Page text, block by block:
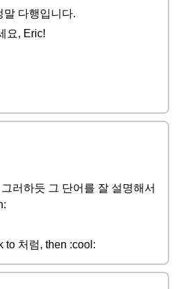
말 다행입니다.
요, Eric!
러하듯 그 단어를 잘 설명해서
to 처럼, then :cool: